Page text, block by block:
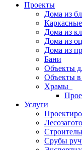
Проекты
Дома из
Дома из
Дома из
Дома из
Бани
Объекты
Объекты
Храмы
Услуги
Срубы